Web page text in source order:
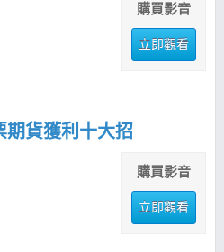
購買影音
立即觀看
期貨獲利十大招
購買影音
立即觀看